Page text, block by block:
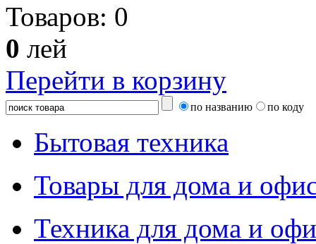
Товаров: 0
0 лей
Перейти в корзину
по названию по коду
Бытовая техника
Товары для дома и
Техника для дома и